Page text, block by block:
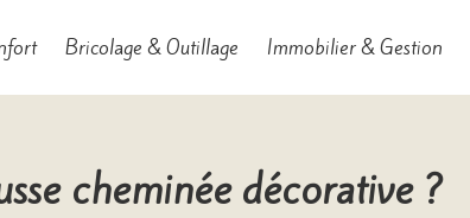
Bricolage & Outillage Immobilier & Gestion
cheminée décorative ?